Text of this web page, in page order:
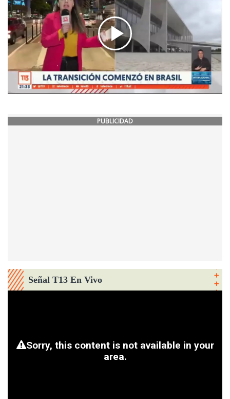
PUBLICIDAD
Señal T13 En Vivo